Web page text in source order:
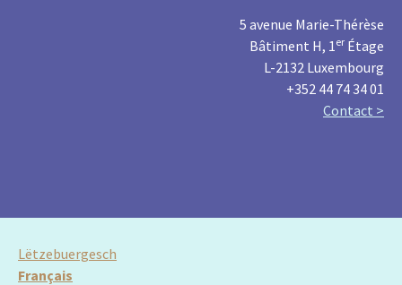
5 avenue Marie-Thérèse
Bâtiment H, 1 er Étage
L-2132 Luxembourg
+352 44 74 34 01
Contact >
Lëtzebuergesch
Français